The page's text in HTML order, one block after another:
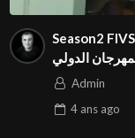
Season2 FIVS فيديو بعنوان « لا كلبنا لا نعرفوه » للمشارك
الدولي
Admin
4 ansago